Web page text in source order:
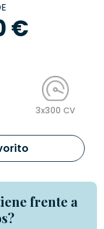
€
3x300 CV
frente a